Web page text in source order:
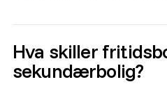
Hva skiller
sekundærbolig?